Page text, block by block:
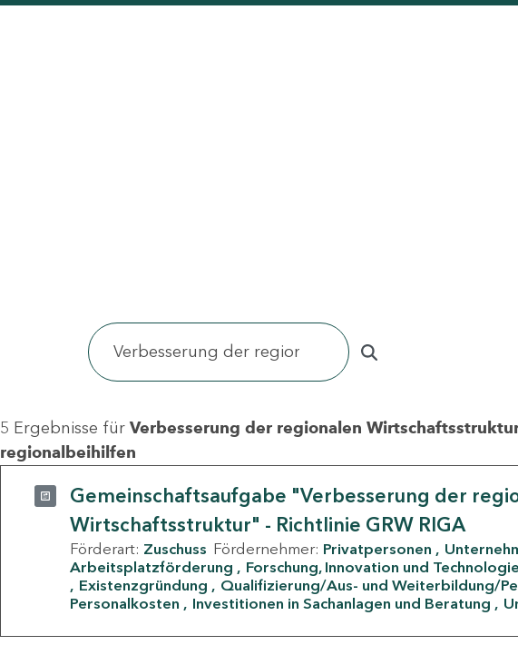
5 Ergebnisse für Verbesserung der regionalen
regionalbeihilfen
Gemeinschaftsaufgabe "Verbesserung der
Wirtschaftsstruktur" - Richtlinie GRW RIGA
Förderart: Zuschuss Fördernehmer: Privatpersonen
Arbeitsplatzförderung
Forschung, Innovation und Technologie
Existenzgründung
Qualifizierung/Aus- und Weiterbildung/
Personalkosten
Investitionen in Sachanlagen und Beratung